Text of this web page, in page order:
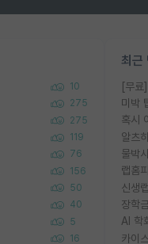
10
275
275
119
76
156
50
40
5
16
최근
미박
혹시
알츠
물박
랩홈
신생
장학
AI 학
카이